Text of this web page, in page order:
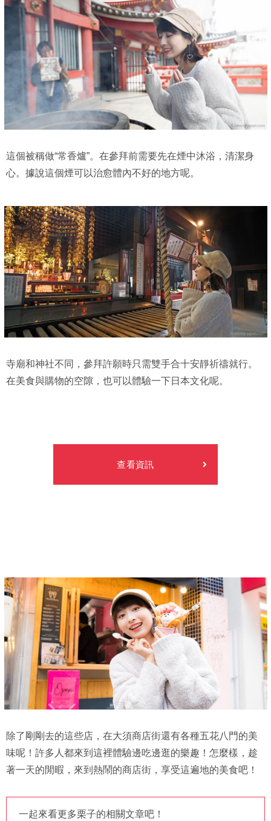
這個被稱做“常香爐”。在參拜前需要先在煙中沐浴，清潔身
心。據說這個煙可以治愈體內不好的地方呢。
寺廟和神社不同，參拜許願時只需雙手合十安靜祈禱就行。
在美食與購物的空隙，也可以體驗一下日本文化呢。
查看資訊
除了剛剛去的這些店，在大須商店街還有各種五花八門的美
味呢！許多人都來到這裡體驗邊吃邊逛的樂趣！怎麼樣，趁
著一天的閒暇，來到熱鬧的商店街，享受這遍地的美食吧！
一起來看更多栗子的相關文章吧！